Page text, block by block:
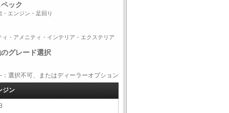
ック
・エンジン・足回り
ィ・アメニティ・インテリア・エクステリア
グレード選択
択不可、またはディーラーオプション
ジン